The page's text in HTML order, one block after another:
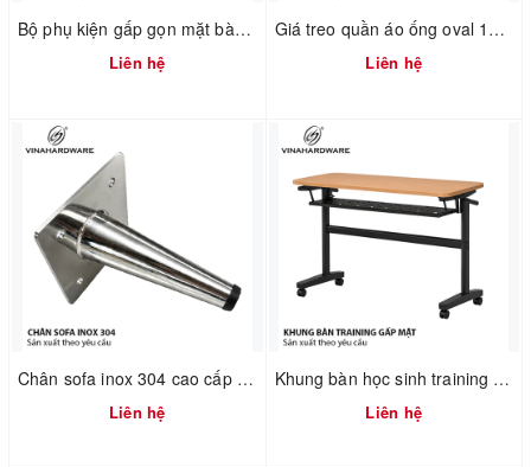
Bộ phụ kiện gấp gọn mặt bàn training 1602.1.10281
Liên hệ
Giá treo quần áo ống oval 1900.1.13506
Liên hệ
Chân sofa inox 304 cao cấp 2100.1.01182
Liên hệ
Khung bàn học sinh training gấp mặt xếp gọn có hộc bàn Vinahardware - 2300.1.07409
Liên hệ